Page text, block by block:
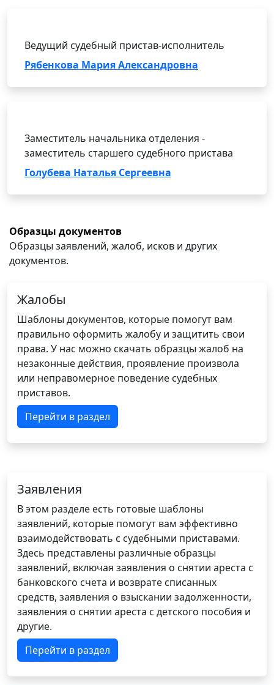
Ведущий судебный пристав-исполнитель
Рябенкова Мария Александровна
Заместитель начальника отделения -
заместитель старшего судебного пристава
Голубева Наталья Сергеевна
Образцы документов
Образцы заявлений, жалоб, исков и других
документов.
Жалобы
Шаблоны документов, которые помогут вам
правильно оформить жалобу и защитить свои
права. У нас можно скачать образцы жалоб на
незаконные действия, проявление произвола
или неправомерное поведение судебных
приставов.
Перейти в раздел
Заявления
В этом разделе есть готовые шаблоны
заявлений, которые помогут вам эффективно
взаимодействовать с судебными приставами.
Здесь представлены различные образцы
заявлений, включая заявления о снятии ареста с
банковского счета и возврате списанных
средств, заявления о взыскании задолженности,
заявления о снятии ареста с детского пособия и
другие.
Перейти в раздел